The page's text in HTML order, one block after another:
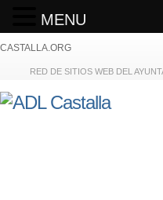
CASTALLA.ORG
RED DE SITIOS WEB DEL
MENU